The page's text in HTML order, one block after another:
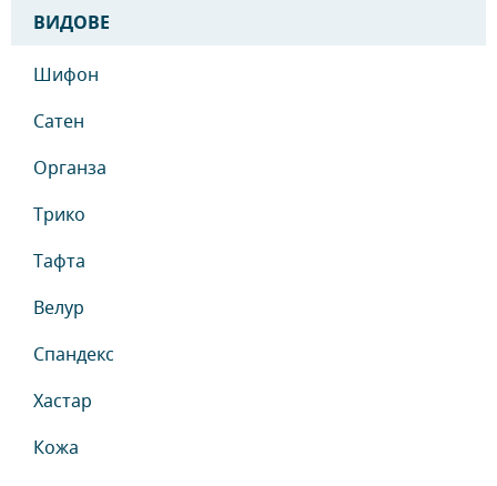
ВИДОВЕ
Шифон
Сатен
Органза
Трико
Тафта
Велур
Спандекс
Хастар
Кожа